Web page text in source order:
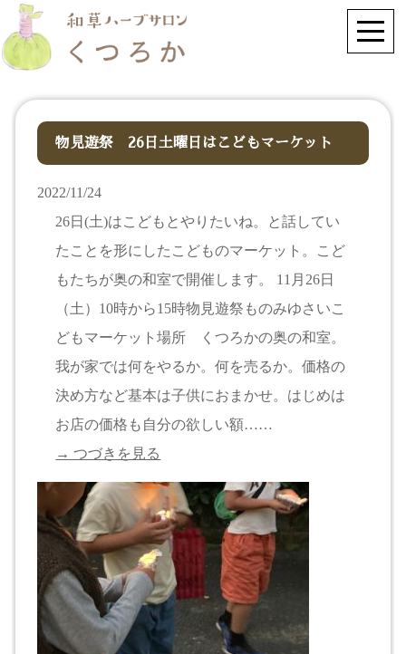
物見遊祭 26日土曜日はこどもマーケット
2022/11/24
26日(土)はこどもとやりたいね。と話してい
たことを形にしたこどものマーケット。こど
もたちが奥の和室で開催します。 11月26日
（土）10時から15時物見遊祭ものみゆさいこ
どもマーケット場所 くつろかの奥の和室。
我が家では何をやるか。何を売るか。価格の
決め方など基本は子供におまかせ。はじめは
お店の価格も自分の欲しい額……
→ つづきを見る